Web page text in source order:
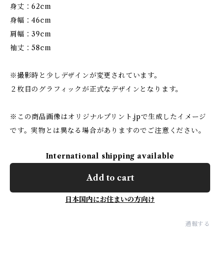
身丈：62cm
身幅：46cm
肩幅：39cm
袖丈：58cm
※撮影時と少しデザインが変更されています。
２枚目のグラフィックが正式なデザインとなります。
※この商品画像はオリジナルプリント.jpで生成したイメージ
です。実物とは異なる場合がありますのでご注意ください。
International shipping available
Add to cart
日本国内にお住まいの方向け
通報する